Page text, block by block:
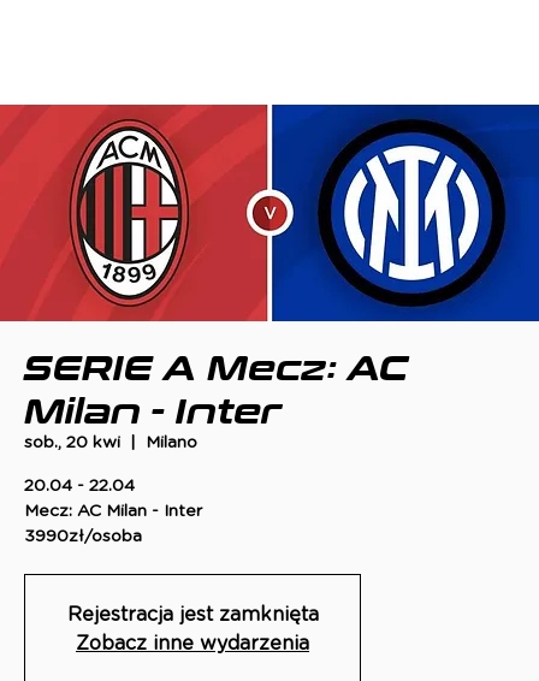
SERIE A Mecz: AC
Milan - Inter
sob., 20 kwi Milano
20.04 - 22.04
Mecz: AC Milan - Inter
3990zł/osoba
Rejestracja jest zamknięta
Zobacz inne wydarzenia